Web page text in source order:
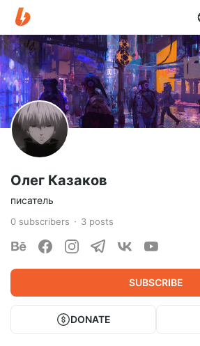
Олег Казаков
писатель
0 subscribers 3 posts
SUBSCRIBE
DONATE